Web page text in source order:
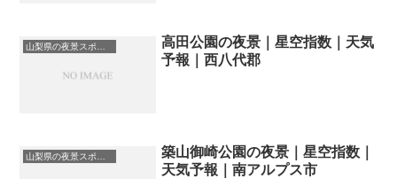
高田公園の夜景｜星空指数｜天気
予報｜西八代郡
築山御崎公園の夜景｜星空指数｜
天気予報｜南アルプス市